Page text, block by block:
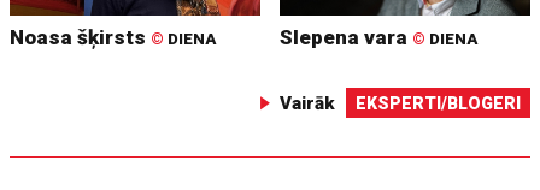
Noasa šķirsts © DIENA Slepena vara © DIENA
Vairāk EKSPERTI/BLOGERI